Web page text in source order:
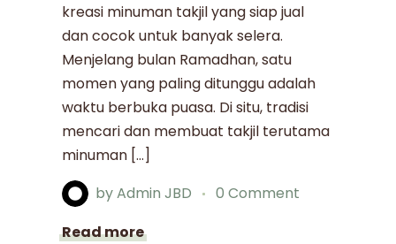
kreasi minuman takjil yang siap jual
dan cocok untuk banyak selera.
Menjelang bulan Ramadhan, satu
momen yang paling ditunggu adalah
waktu berbuka puasa. Di situ, tradisi
mencari dan membuat takjil terutama
minuman […]
byAdmin JBD
0 Comment
Read more